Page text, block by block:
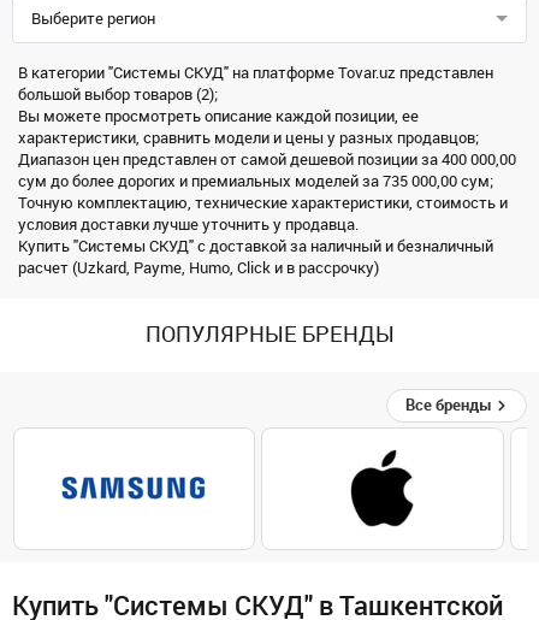
Выберите регион
В категории "Системы СКУД" на платформе Tovar.uz представлен
большой выбор товаров (2);
Вы можете просмотреть описание каждой позиции, ее
характеристики, сравнить модели и цены у разных продавцов;
Диапазон цен представлен от самой дешевой позиции за 400 000,00
сум до более дорогих и премиальных моделей за 735 000,00 сум;
Точную комплектацию, технические характеристики, стоимость и
условия доставки лучше уточнить у продавца.
Купить "Системы СКУД" с доставкой за наличный и безналичный
расчет (Uzkard, Payme, Humo, Click и в рассрочку)
ПОПУЛЯРНЫЕ БРЕНДЫ
Все бренды
Купить "Системы СКУД" в Ташкентской